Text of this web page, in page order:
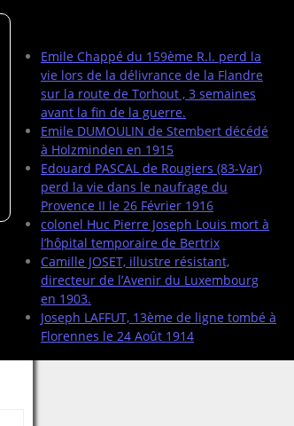
Emile Chappé du 159ème R.I. perd la
vie lors de la délivrance de la Flandre
sur la route de Torhout , 3 semaines
avant la fin de la guerre.
Emile DUMOULIN de Stembert décédé
à Holzminden en 1915
Edouard PASCAL de Rougiers (83-Var)
perd la vie dans le naufrage du
Provence II le 26 Février 1916
colonel Huc Pierre Joseph Louis mort à
l’hôpital temporaire de Bertrix
Camille JOSET, illustre résistant,
directeur de l’Avenir du Luxembourg
en 1903.
Joseph LAFFUT, 13ème de ligne tombé à
Florennes le 24 Août 1914